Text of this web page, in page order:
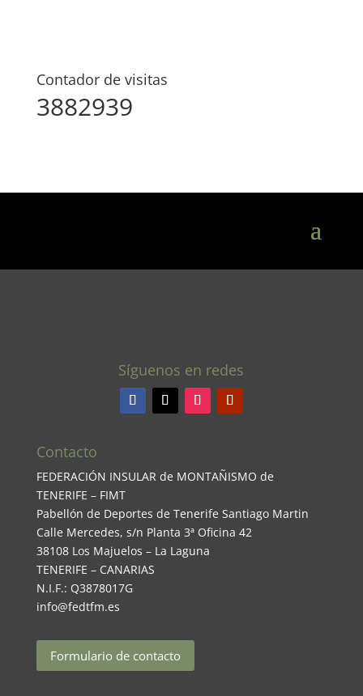
Contador de visitas
3882939
Síguenos en redes
Contacto
FEDERACIÓN INSULAR de MONTAÑISMO de
TENERIFE – FIMT
Pabellón de Deportes de Tenerife Santiago Martin
Calle Mercedes, s/n Planta 3ª Oficina 42
38108 Los Majuelos – La Laguna
TENERIFE – CANARIAS
N.I.F.: Q3878017G
info@fedtfm.es
Formulario de contacto